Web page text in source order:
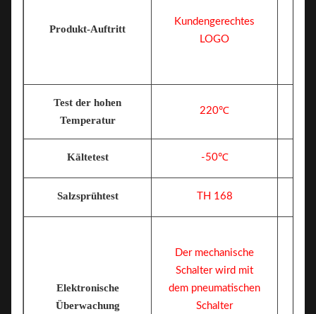
Produkt-Auftritt
Kundengerechtes
LOGO
Test der hohen
Temperatur
220℃
Kältetest -50℃
Salzsprühtest TH 168
Elektronische
Überwachung
Der mechanische
Schalter wird mit
dem pneumatischen
Schalter